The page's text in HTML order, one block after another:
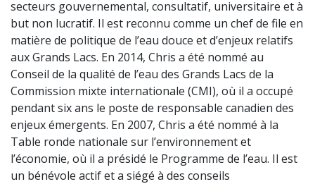
secteurs gouvernemental, consultatif, universitaire et à
but non lucratif. Il est reconnu comme un chef de file en
matière de politique de l’eau douce et d’enjeux relatifs
aux Grands Lacs. En 2014, Chris a été nommé au
Conseil de la qualité de l’eau des Grands Lacs de la
Commission mixte internationale (CMI), où il a occupé
pendant six ans le poste de responsable canadien des
enjeux émergents. En 2007, Chris a été nommé à la
Table ronde nationale sur l’environnement et
l’économie, où il a présidé le Programme de l’eau. Il est
un bénévole actif et a siégé à des conseils